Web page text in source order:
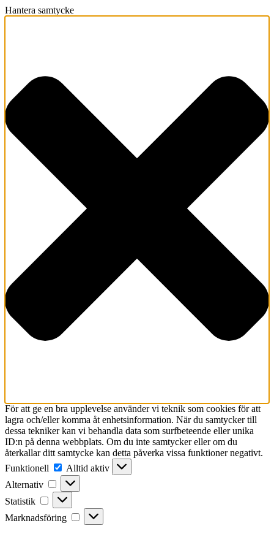
Hantera samtycke
För att ge en bra upplevelse använder vi teknik som cookies för att
lagra och/eller komma åt enhetsinformation. När du samtycker till
dessa tekniker kan vi behandla data som surfbeteende eller unika
ID:n på denna webbplats. Om du inte samtycker eller om du
återkallar ditt samtycke kan detta påverka vissa funktioner negativt.
Funktionell
Funktionell
Alltid aktiv
Alternativ
Alternativ
Statistik Statistik
Marknadsföring Marknadsföring